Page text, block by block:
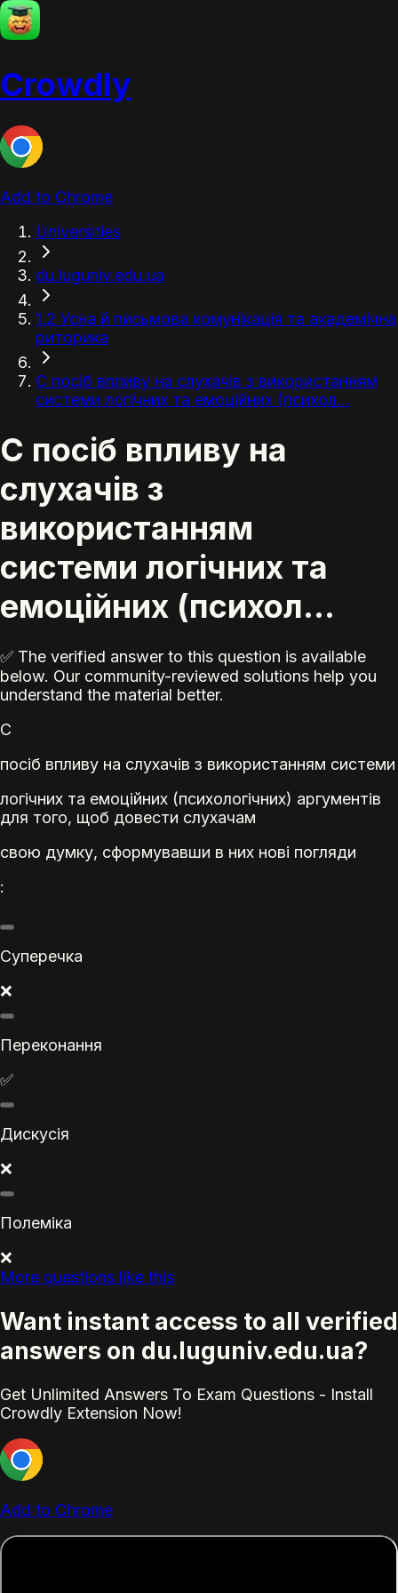
Crowdly
Add to Chrome
Universities
du.luguniv.edu.ua
1.2 Усна й письмова комунікація та академічна
риторика
С посіб впливу на слухачів з використанням
системи логічних та емоційних (психол...
С посіб впливу на
слухачів з
використанням
системи логічних та
емоційних (психол...
✅ The verified answer to this question is available
below. Our community-reviewed solutions help you
understand the material better.
С
посіб впливу на слухачів з використанням системи
логічних та емоційних (психологічних) аргументів
для того, щоб довести слухачам
свою думку, сформувавши в них нові погляди
:
Суперечка
❌
Переконання
✅
Дискусія
❌
Полеміка
❌
More questions like this
Want instant access to all verified
answers on du.luguniv.edu.ua?
Get Unlimited Answers To Exam Questions - Install
Crowdly Extension Now!
Add to Chrome